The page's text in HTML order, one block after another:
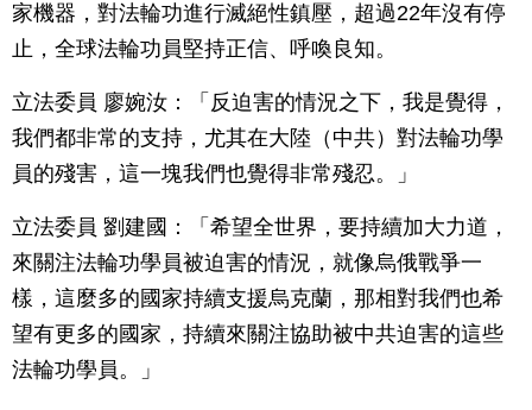
家機器，對法輪功進行滅絕性鎮壓，超過22年沒有停
止，全球法輪功員堅持正信、呼喚良知。
立法委員 廖婉汝：「反迫害的情況之下，我是覺得，
我們都非常的支持，尤其在大陸（中共）對法輪功學
員的殘害，這一塊我們也覺得非常殘忍。」
立法委員 劉建國：「希望全世界，要持續加大力道，
來關注法輪功學員被迫害的情況，就像烏俄戰爭一
樣，這麼多的國家持續支援烏克蘭，那相對我們也希
望有更多的國家，持續來關注協助被中共迫害的這些
法輪功學員。」